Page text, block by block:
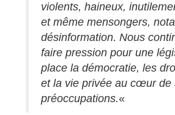
violents, haineux,
et même mensongers,
désinformation. Nous
faire pression pour une
place la démocratie, les
et la vie privée au cœur de
préoccupations.«